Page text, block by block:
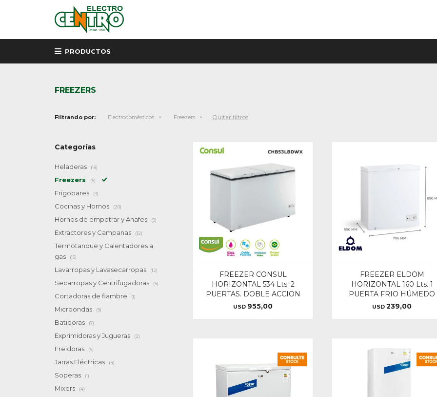
PRODUCTOS
FREEZERS
Filtrando por: Electrodomésticos Freezers Quitar filtros
FREEZER CONSUL
HORIZONTAL 534 Lts. 2
PUERTAS. DOBLE ACCION
USD 955,00
FREEZER ELDOM
HORIZONTAL 160 Lts. 1
PUERTA FRIO HÚMEDO
USD 239,00
Categorías
Heladeras (18)
Freezers (5)
Frigobares (3)
Cocinas y Hornos (20)
Hornos de empotrar y Anafes (9)
Extractores y Campanas (12)
Termotanque y Calentadores a
gas
(15)
Lavarropas y Lavasecarropas (12)
Secarropas y Centrifugadoras (5)
Cortadoras de fiambre (1)
Microondas (9)
Batidoras (7)
Exprimidoras y Jugueras (2)
Freidoras (5)
Jarras Eléctricas (4)
Soperas (1)
Mixers (4)